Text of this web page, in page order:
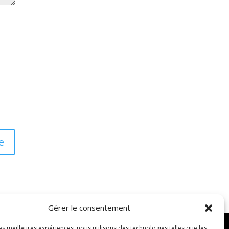
Gérer le consentement